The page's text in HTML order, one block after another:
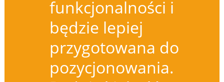
funkcjonalności i
będzie lepiej
przygotowana do
pozycjonowania.